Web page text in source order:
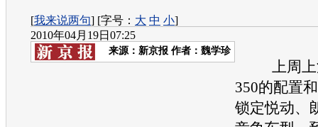
[我来说两句] [字号： 大 中 小]
2010年04月19日07:25
来源： 新京报 作者：魏学珍
上周上
350的配置
锁定悦动、